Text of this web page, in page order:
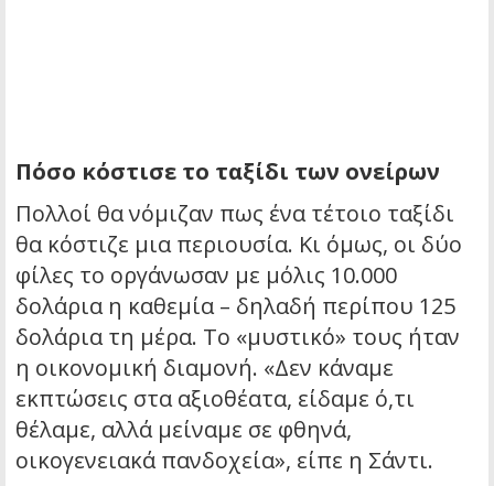
Πόσο κόστισε το ταξίδι των ονείρων
Πολλοί θα νόμιζαν πως ένα τέτοιο ταξίδι
θα κόστιζε μια περιουσία. Κι όμως, οι δύο
φίλες το οργάνωσαν με μόλις 10.000
δολάρια η καθεμία – δηλαδή περίπου 125
δολάρια τη μέρα. Το «μυστικό» τους ήταν
η οικονομική διαμονή. «Δεν κάναμε
εκπτώσεις στα αξιοθέατα, είδαμε ό,τι
θέλαμε, αλλά μείναμε σε φθηνά,
οικογενειακά πανδοχεία», είπε η Σάντι.